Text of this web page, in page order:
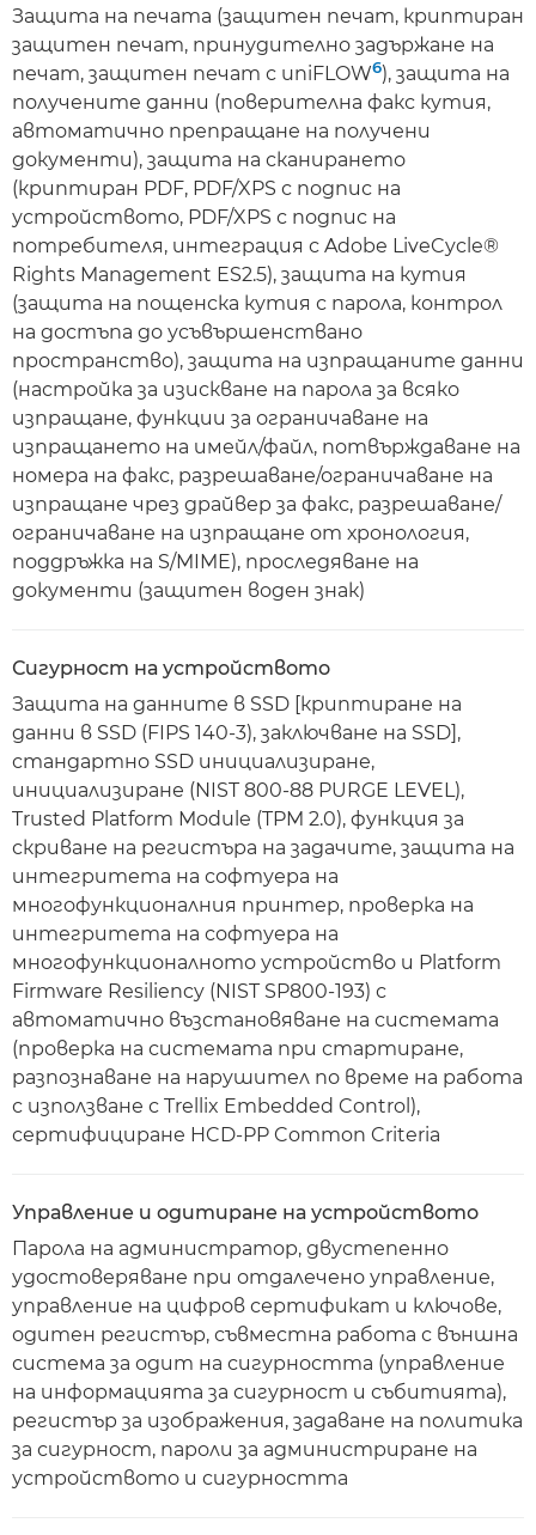
Защита на печата (защитен печат, криптиран
защитен печат, принудително задържане на
печат, защитен печат с uniFLOW6), защита на
получените данни (поверителна факс кутия,
автоматично препращане на получени
документи), защита на сканирането
(криптиран PDF, PDF/XPS с подпис на
устройството, PDF/XPS с подпис на
потребителя, интеграция с Adobe LiveCycle®
Rights Management ES2.5), защита на кутия
(защита на пощенска кутия с парола, контрол
на достъпа до усъвършенствано
пространство), защита на изпращаните данни
(настройка за изискване на парола за всяко
изпращане, функции за ограничаване на
изпращането на имейл/файл, потвърждаване на
номера на факс, разрешаване/ограничаване на
изпращане чрез драйвер за факс, разрешаване/
ограничаване на изпращане от хронология,
поддръжка на S/MIME), проследяване на
документи (защитен воден знак)
Сигурност на устройството
Защита на данните в SSD [криптиране на
данни в SSD (FIPS 140-3), заключване на SSD],
стандартно SSD инициализиране,
инициализиране (NIST 800-88 PURGE LEVEL),
Trusted Platform Module (TPM 2.0), функция за
скриване на регистъра на задачите, защита на
интегритета на софтуера на
многофункционалния принтер, проверка на
интегритета на софтуера на
многофункционалното устройство и Platform
Firmware Resiliency (NIST SP800-193) с
автоматично възстановяване на системата
(проверка на системата при стартиране,
разпознаване на нарушител по време на работа
с използване с Trellix Embedded Control),
сертифициране HCD-PP Common Criteria
Управление и одитиране на устройството
Парола на администратор, двустепенно
удостоверяване при отдалечено управление,
управление на цифров сертификат и ключове,
одитен регистър, съвместна работа с външна
система за одит на сигурността (управление
на информацията за сигурност и събитията),
регистър за изображения, задаване на политика
за сигурност, пароли за администриране на
устройството и сигурността